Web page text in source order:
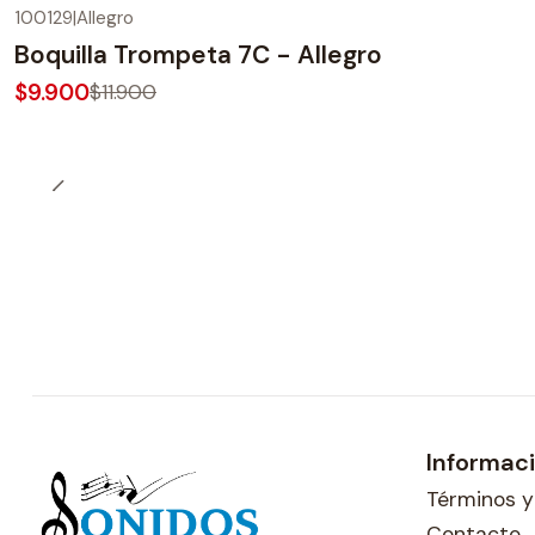
OFF
100129|Allegro
Boquilla Trompeta 7C - Allegro
$9.900$11.900
Términos